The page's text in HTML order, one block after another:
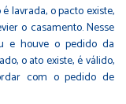
lavrada, o pacto existe,
o casamento. Nesse
e houve o pedido da
o ato existe, é válido,
com o pedido de